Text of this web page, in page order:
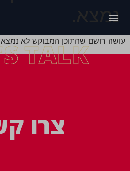
נמצא.
עושה רושם שהתוכן המבוקש לא נמצא
TALK
צרו